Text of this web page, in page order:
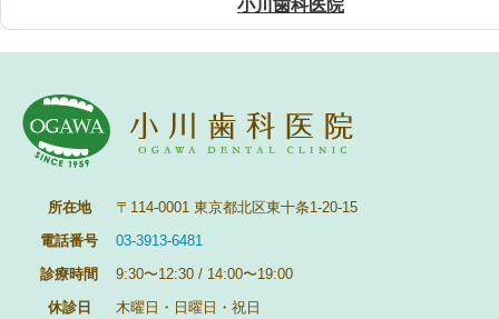
所在地
〒114-0001 東京都北区東十条1-20-15
電話番号
03-3913-6481
診療時間
9:30〜12:30 / 14:00〜19:00
休診日
木曜日・日曜日・祝日